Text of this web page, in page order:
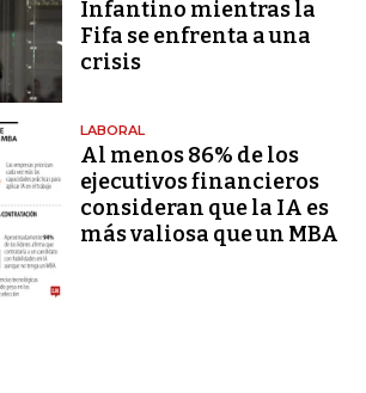
Infantino mientras la
Fifa se enfrenta a una
crisis
LABORAL
Al menos 86% de los
ejecutivos financieros
consideran que la IA es
más valiosa que un MBA